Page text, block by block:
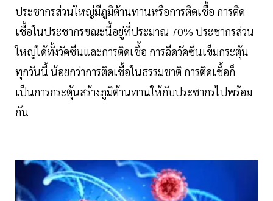
ประชากรส่วนใหญ่มีภูมิต้านทานหรือการติดเชื้อ การติด
เชื้อในประชากรขณะนี้อยู่ที่ประมาณ 70% ประชากรส่วน
ใหญ่ได้ทั้งวัคซีนและการติดเชื้อ การฉีดวัคซีนเข็มกระตุ้น
ทุกวันนี้ น้อยกว่าการติดเชื้อในธรรมชาติ การติดเชื้อก็
เป็นการกระตุ้นสร้างภูมิต้านทานให้กับประชากรไปพร้อม
กัน